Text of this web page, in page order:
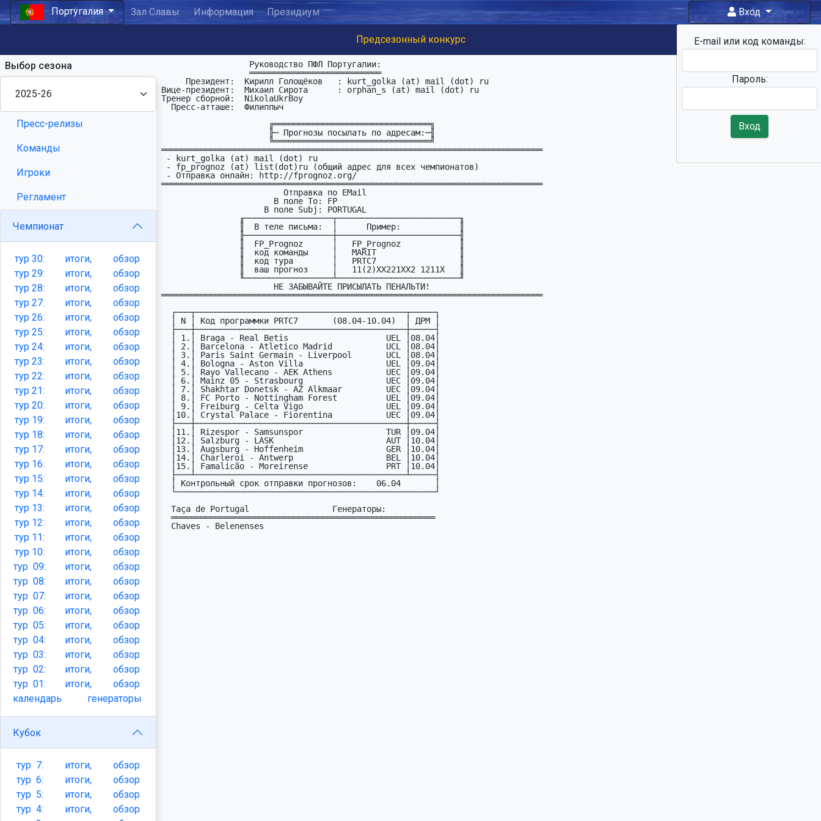
Португалия Зал Славы Информация Президиум Вход
E-mail или код команды:
Пароль:
Вход
Предсезонный конкурс
Выбор сезона
Пресс-релизы
Команды
Игроки
Регламент
Чемпионат
тур 30: итоги,
обзор
тур 29: итоги,
обзор
тур 28: итоги,
обзор
тур 27: итоги,
обзор
тур 26: итоги,
обзор
тур 25: итоги,
обзор
тур 24: итоги,
обзор
тур 23: итоги,
обзор
тур 22: итоги,
обзор
тур 21: итоги,
обзор
тур 20: итоги,
обзор
тур 19: итоги,
обзор
тур 18: итоги,
обзор
тур 17: итоги,
обзор
тур 16: итоги,
обзор
тур 15: итоги,
обзор
тур 14: итоги,
обзор
тур 13: итоги,
обзор
тур 12: итоги,
обзор
тур 11: итоги,
обзор
тур 10: итоги,
обзор
тур 09: итоги,
обзор
тур 08: итоги,
обзор
тур 07: итоги,
обзор
тур 06: итоги,
обзор
тур 05: итоги,
обзор
тур 04: итоги,
обзор
тур 03: итоги,
обзор
тур 02: итоги,
обзор
тур 01: итоги,
обзор
календарь
генераторы
Кубок
тур7: итоги,
обзор
тур6: итоги,
обзор
тур5: итоги,
обзор
тур4: итоги,
обзор
                  ═══════════════════════════
Вице-президент:  Михаил Сирота      : orphan_s (at) mail (dot) ru
Тренер сборной:  NikolaUkrBoy
══════════════════════════════════════════════════════════════════════════════
══════════════════════════════════════════════════════════════════════════════
══════════════════════════════════════════════════════════════════════════════
  ══════════════════════════════════════════════════════